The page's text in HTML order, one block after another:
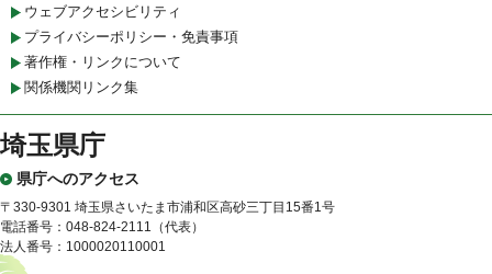
ウェブアクセシビリティ
プライバシーポリシー・免責事項
著作権・リンクについて
関係機関リンク集
埼玉県庁
県庁へのアクセス
〒330-9301 埼玉県さいたま市浦和区高砂三丁目15番1号
電話番号：048-824-2111（代表）
法人番号：1000020110001